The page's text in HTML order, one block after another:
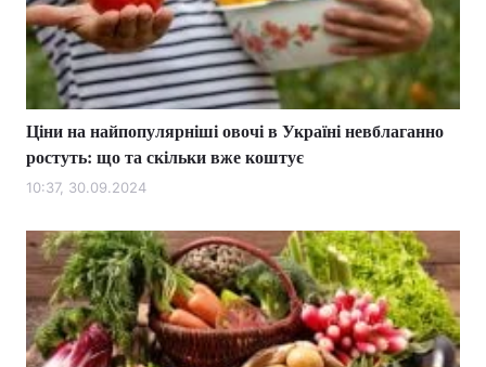
Ціни на найпопулярніші овочі в Україні невблаганно
ростуть: що та скільки вже коштує
10:37, 30.09.2024